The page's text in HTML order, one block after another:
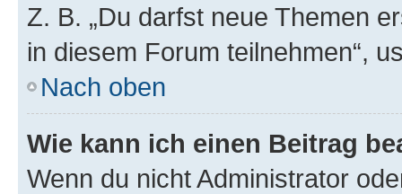
Z. B. „Du darfst neue Themen
in diesem Forum teilnehmen“,
Nach oben
Wie kann ich einen Beitrag
Wenn du nicht Administrator